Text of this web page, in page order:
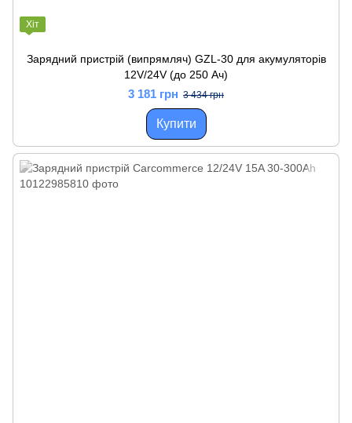
Хіт
Зарядний пристрій (випрямляч) GZL-30 для акумуляторів
12V/24V (до 250 Ач)
3 181 грн 3 434 грн
Купити